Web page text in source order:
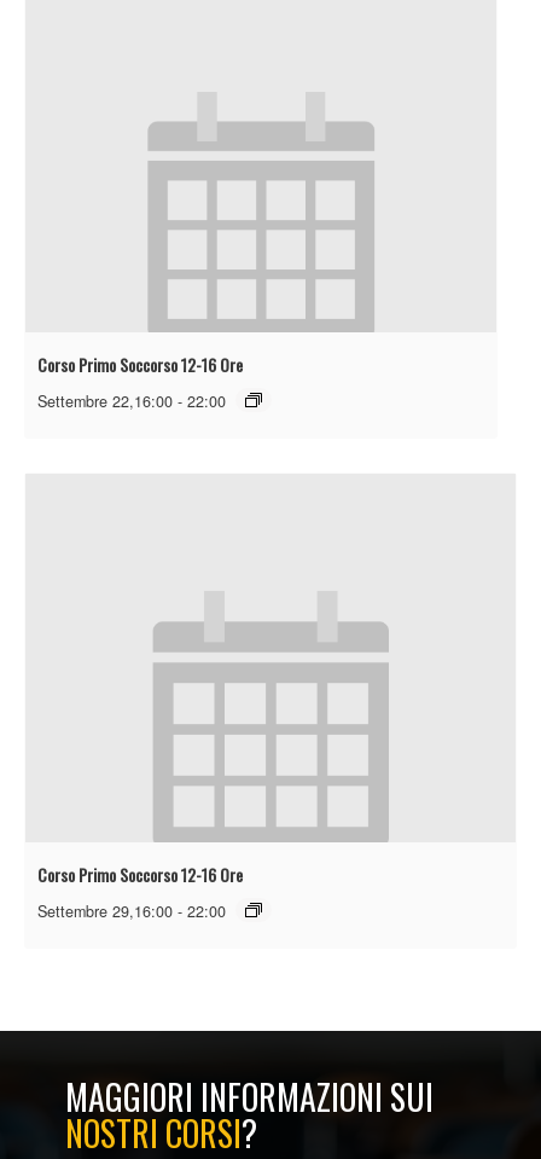
Corso Primo Soccorso 12-16 Ore
Settembre 22,16:00 - 22:00
Corso Primo Soccorso 12-16 Ore
Settembre 29,16:00 - 22:00
MAGGIORI INFORMAZIONI SUI
NOSTRI CORSI?